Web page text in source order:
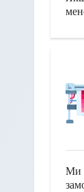
Ми